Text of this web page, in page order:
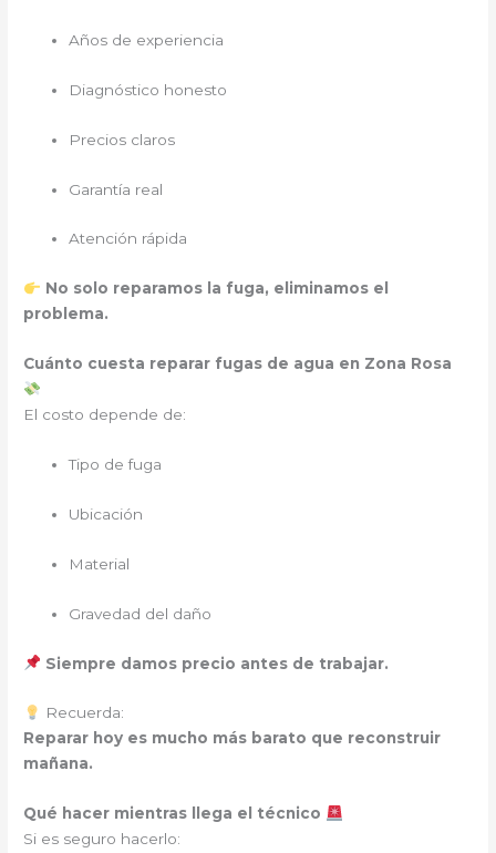
Años de experiencia
Diagnóstico honesto
Precios claros
Garantía real
Atención rápida
No solo reparamos la fuga, eliminamos el
problema.
Cuánto cuesta reparar fugas de agua en Zona Rosa
El costo depende de:
Tipo de fuga
Ubicación
Material
Gravedad del daño
Siempre damos precio antes de trabajar.
Recuerda:
Reparar hoy es mucho más barato que reconstruir
mañana.
Qué hacer mientras llega el técnico
Si es seguro hacerlo: